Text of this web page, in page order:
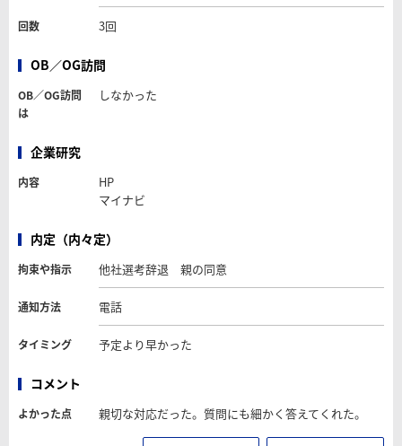
回数 3回
OB／OG訪問
OB／OG訪問
は
しなかった
企業研究
内容
HP
マイナビ
内定（内々定）
拘束や指示 他社選考辞退 親の同意
通知方法 電話
タイミング 予定より早かった
コメント
よかった点 親切な対応だった。質問にも細かく答えてくれた。